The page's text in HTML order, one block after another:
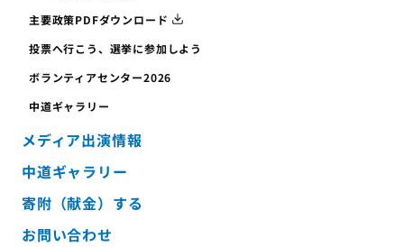
主要政策PDFダウンロード
投票へ行こう、 選挙に参加しよう
ボランティアセンター2026
中道ギャラリー
メディア出演情報
中道ギャラリー
寄附（献金）する
お問い合わせ